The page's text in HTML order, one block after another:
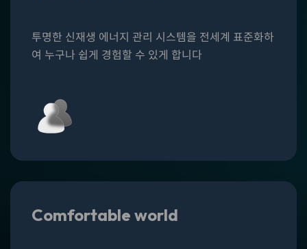
투명한 신재생 에너지 관리 시스템을 전세계 표준화하
여 누구나 쉽게 경험할 수 있게 합니다
Comfortable world